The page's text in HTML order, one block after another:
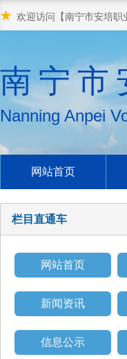
★ 欢迎访问【南宁市安培
南宁市
Nanning Anpei
网站首页
栏目直通车
网站首页
新闻资讯
信息公示